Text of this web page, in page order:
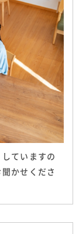
ていますの
かせくださ